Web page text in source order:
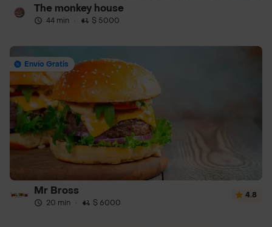
The monkey house
44 min · $ 5000
Envío Gratis
Mr Bross
20 min · $ 6000
4.8